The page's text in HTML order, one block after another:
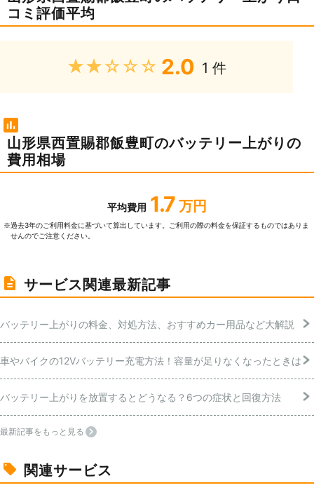
コミ評価平均
★★★★★ 2.0 1 件
山形県西置賜郡飯豊町のバッテリー上がりの
費用相場
平均費用 1.7 万円
※過去3年のご利⽤料⾦に基づいて算出しています。ご利⽤の際の料⾦を保証するものではありま
せんのでご注意ください。
サービス関連最新記事
バッテリー上がりの料金、対処方法、おすすめカー用品など大解説
車やバイクの12Vバッテリー充電方法！容量が足りなくなったときは
バッテリー上がりを放置するとどうなる？6つの症状と回復方法
最新記事をもっと見る
関連サービス